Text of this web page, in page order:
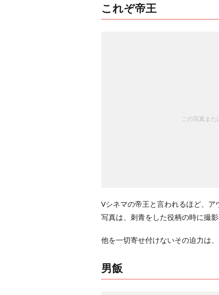
これぞ帝王
この写真ま
Vシネマの帝王と言われるほど、
写真は、刺青をした役柄の時に撮
他を一切寄せ付けないその迫力は、
男飯